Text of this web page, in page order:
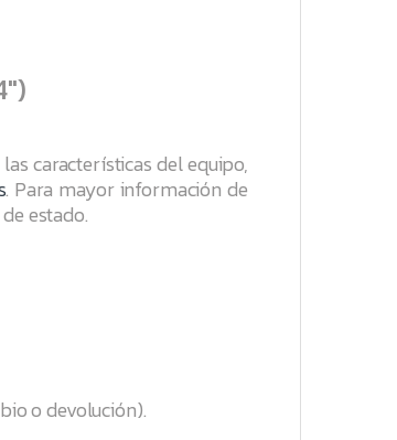
características del equipo,
. Para mayor información de
estado.
o devolución).